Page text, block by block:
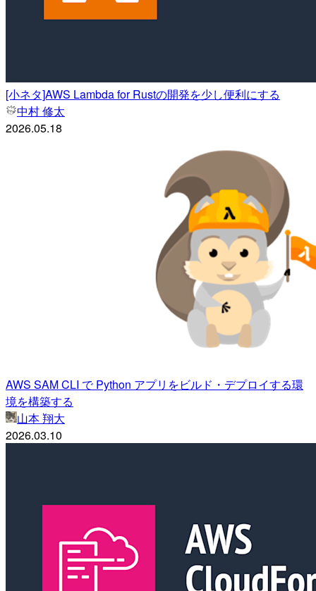
[小ネタ]AWS Lambda for Rustの開発を少し便利にする
中村 修太
2026.05.18
AWS SAM CLI で Python アプリをビルド・デプロイする環
境を構築する
山本 翔大
2026.03.10